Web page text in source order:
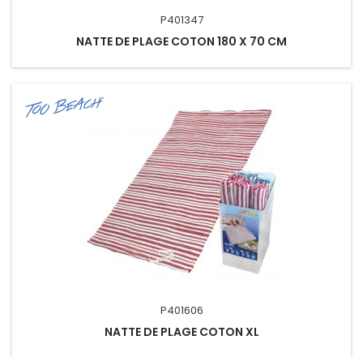
P401347
NATTE DE PLAGE COTON 180 X 70 CM
P401606
NATTE DE PLAGE COTON XL